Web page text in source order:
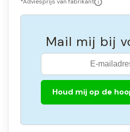
*Adviesprijs van fabrikant i
Mail mij bij
Houd mij op de